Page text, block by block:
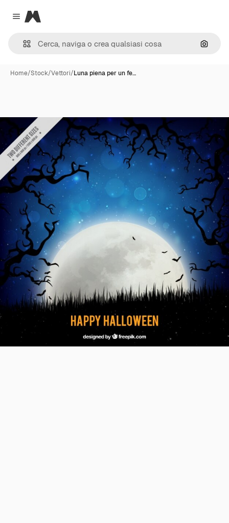
Close menu
Magnific
Cerca
Home/Stock/Vettori/Luna piena per un fe…